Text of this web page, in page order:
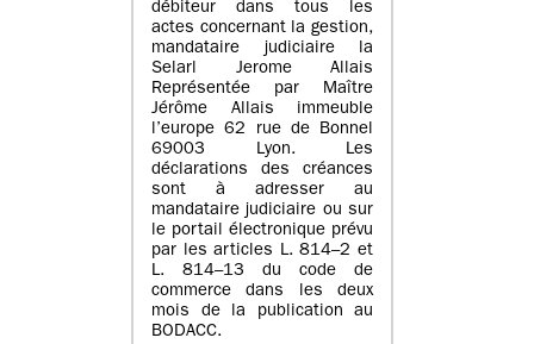
débiteur dans tous les
actes concernant la gestion,
mandataire judiciaire la
Selarl Jerome Allais
Représentée par Maître
Jérôme Allais immeuble
l’europe 62 rue de Bonnel
69003 Lyon. Les
déclarations des créances
sont à adresser au
mandataire judiciaire ou sur
le portail électronique prévu
par les articles L. 814–2 et
L. 814–13 du code de
commerce dans les deux
mois de la publication au
BODACC.